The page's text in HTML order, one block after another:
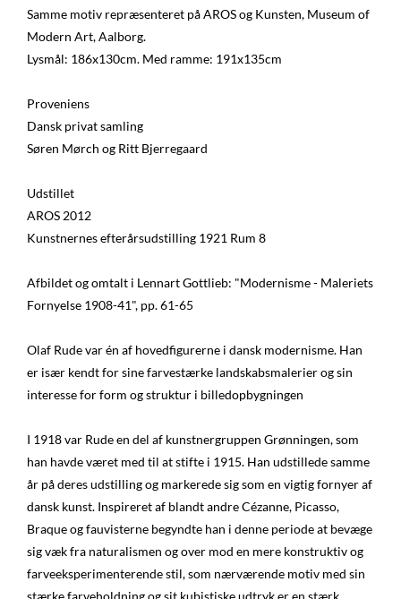
Samme motiv repræsenteret på AROS og Kunsten, Museum of
Modern Art, Aalborg.
Lysmål: 186x130cm. Med ramme: 191x135cm
Proveniens
Dansk privat samling
Søren Mørch og Ritt Bjerregaard
Udstillet
AROS 2012
Kunstnernes efterårsudstilling 1921 Rum 8
Afbildet og omtalt i Lennart Gottlieb: "Modernisme - Maleriets
Fornyelse 1908-41", pp. 61-65
Olaf Rude var én af hovedfigurerne i dansk modernisme. Han
er især kendt for sine farvestærke landskabsmalerier og sin
interesse for form og struktur i billedopbygningen
I 1918 var Rude en del af kunstnergruppen Grønningen, som
han havde været med til at stifte i 1915. Han udstillede samme
år på deres udstilling og markerede sig som en vigtig fornyer af
dansk kunst. Inspireret af blandt andre Cézanne, Picasso,
Braque og fauvisterne begyndte han i denne periode at bevæge
sig væk fra naturalismen og over mod en mere konstruktiv og
farveeksperimenterende stil, som nærværende motiv med sin
stærke farveholdning og sit kubistiske udtryk er en stærk